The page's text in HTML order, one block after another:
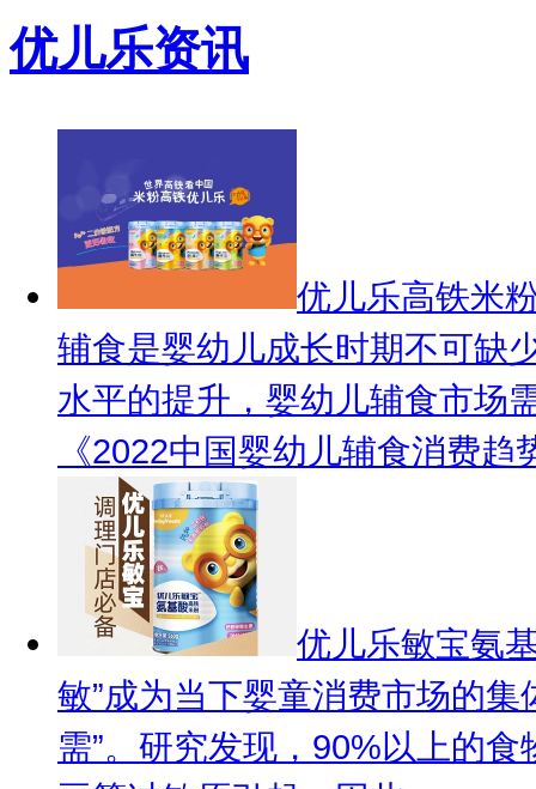
优儿乐资讯
优儿乐高铁米
辅食是婴幼儿成长时期不可缺
水平的提升，婴幼儿辅食市场
《2022中国婴幼儿辅食消费趋
优儿乐敏宝氨
敏”成为当下婴童消费市场的
需”。研究发现，90%以上的